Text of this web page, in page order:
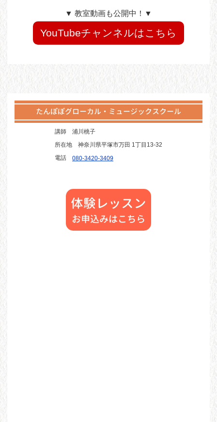
▼ 教室動画も公開中！▼
YouTubeチャンネルはこちら
たんぽぽグローカル・ミュージックスクール
講師
浦川桃子
所在地
神奈川県平塚市万田 1丁目13-32
電話
080-3420-3409
体験レッスン
お申込みはこちら